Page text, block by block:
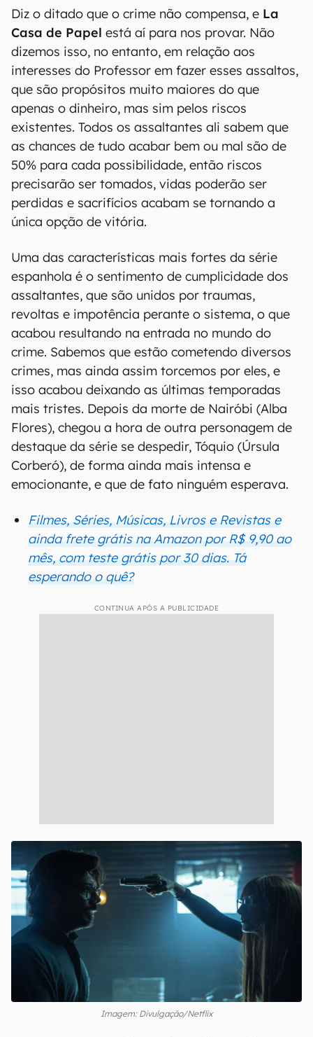
Diz o ditado que o crime não compensa, e La
Casa de Papel está aí para nos provar. Não
dizemos isso, no entanto, em relação aos
interesses do Professor em fazer esses assaltos,
que são propósitos muito maiores do que
apenas o dinheiro, mas sim pelos riscos
existentes. Todos os assaltantes ali sabem que
as chances de tudo acabar bem ou mal são de
50% para cada possibilidade, então riscos
precisarão ser tomados, vidas poderão ser
perdidas e sacrifícios acabam se tornando a
única opção de vitória.
Uma das características mais fortes da série
espanhola é o sentimento de cumplicidade dos
assaltantes, que são unidos por traumas,
revoltas e impotência perante o sistema, o que
acabou resultando na entrada no mundo do
crime. Sabemos que estão cometendo diversos
crimes, mas ainda assim torcemos por eles, e
isso acabou deixando as últimas temporadas
mais tristes. Depois da morte de Nairóbi (Alba
Flores), chegou a hora de outra personagem de
destaque da série se despedir, Tóquio (Úrsula
Corberó), de forma ainda mais intensa e
emocionante, e que de fato ninguém esperava.
Filmes, Séries, Músicas, Livros e Revistas e
ainda frete grátis na Amazon por R$ 9,90 ao
mês, com teste grátis por 30 dias. Tá
esperando o quê?
CONTINUA APÓS A PUBLICIDADE
Imagem: Divulgação/Netflix